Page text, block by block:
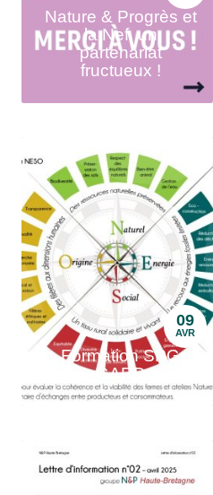
Nature & Progrès et
la Nef, un
partenariat
fructueux !
09
AVR
Formation SPG
GARD